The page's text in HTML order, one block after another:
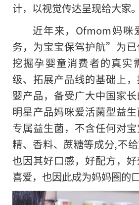
计，以视觉传达呈现给大家。
近年来，Ofmom妈
务，为宝宝保驾护航”为
挖掘孕婴童消费者的真实
级、拓展产品线的基础上
婴产品，备受广大中国家
明星产品妈咪爱活菌型益
专属益生菌，不含任何对
精、香料、蔗糖等成分,不给
也因其好口感，好配方，
喜爱，也因此成为妈妈圈的